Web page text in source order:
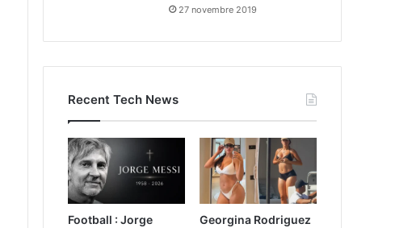
27 novembre 2019
Recent Tech News
Football : Jorge
Georgina Rodriguez